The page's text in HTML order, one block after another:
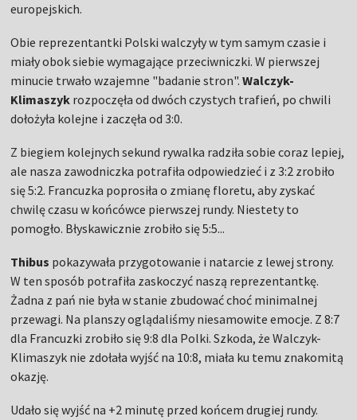
europejskich.
Obie reprezentantki Polski walczyły w tym samym czasie i
miały obok siebie wymagające przeciwniczki. W pierwszej
minucie trwało wzajemne "badanie stron".Walczyk-
Klimaszyk rozpoczęła od dwóch czystych trafień, po chwili
dołożyła kolejne i zaczęła od 3:0.
Z biegiem kolejnych sekund rywalka radziła sobie coraz lepiej,
ale nasza zawodniczka potrafiła odpowiedzieć i z 3:2 zrobiło
się 5:2. Francuzka poprosiła o zmianę floretu, aby zyskać
chwilę czasu w końcówce pierwszej rundy. Niestety to
pomogło. Błyskawicznie zrobiło się 5:5...
Thibus pokazywała przygotowanie i natarcie z lewej strony.
W ten sposób potrafiła zaskoczyć naszą reprezentantkę.
Żadna z pań nie była w stanie zbudować choć minimalnej
przewagi. Na planszy oglądaliśmy niesamowite emocje. Z 8:7
dla Francuzki zrobiło się 9:8 dla Polki. Szkoda, że Walczyk-
Klimaszyk nie zdołała wyjść na 10:8, miała ku temu znakomitą
okazję.
Udało się wyjść na +2 minutę przed końcem drugiej rundy.